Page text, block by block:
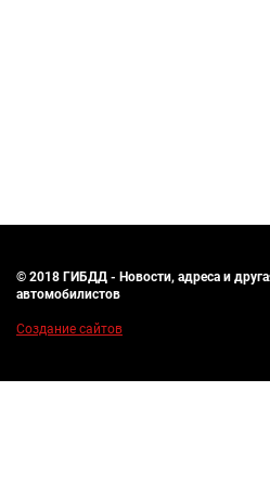
© 2018 ГИБДД - Новости, адреса и
автомобилистов
Создание сайтов